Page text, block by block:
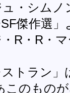
・シム
SF傑作選」
R・R・
ストラン
このもの